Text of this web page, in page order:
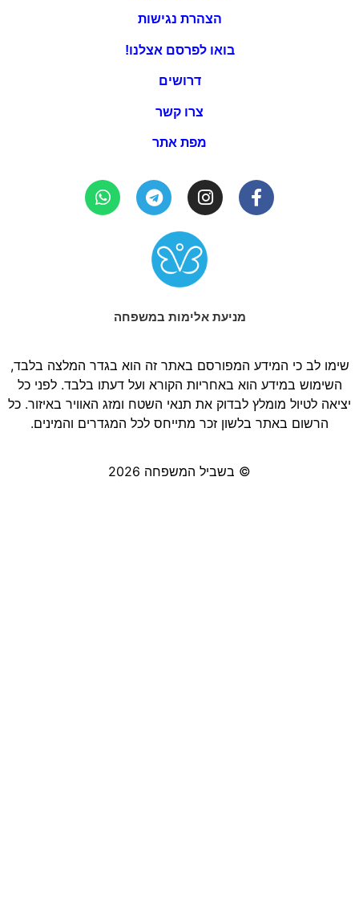
הצהרת נגישות
בואו לפרסם אצלנו!
דרושים
צרו קשר
מפת אתר
מניעת אלימות במשפחה
שימו לב כי המידע המפורסם באתר זה הוא בגדר המלצה בלבד,
השימוש במידע הוא באחריות הקורא ועל דעתו בלבד. לפני כל
יציאה לטיול מומלץ לבדוק את תנאי השטח ומזג האוויר באיזור. כל
הרשום באתר בלשון זכר מתייחס לכל המגדרים והמינים.
© בשביל המשפחה 2026